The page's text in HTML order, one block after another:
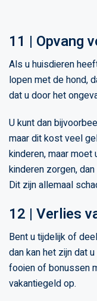
11 | Opvang
Als u huisdieren
lopen met de hond,
dat u door het
U kunt dan
maar dit kost veel
kinderen, maar moet
kinderen zorgen,
Dit zijn allemaal
12 | Verlies
Bent u tijdelijk of
dan kan het zijn dat
fooien of bonussen
vakantiegeld op.